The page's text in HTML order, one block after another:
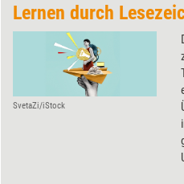
Lernen durch
SvetaZi/iStock